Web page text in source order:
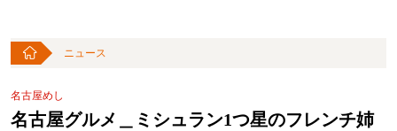
ニュース
名古屋めし
名古屋グルメ＿ミシュラン1つ星のフレンチ姉